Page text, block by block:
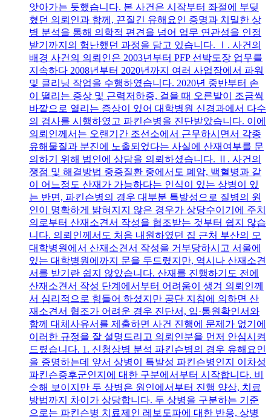
앗아가는 듯했습니다. 본 사건은 시작부터 좌절에 부딪
혔던 의뢰인과 함께, 끈질긴 유해요인 증명과 치밀한 상
병 분석을 통해 의학적 편견을 넘어 업무 연관성을 인정
받기까지의 험난했던 과정을 담고 있습니다. Ⅰ. 사건의
배경 사건의 의뢰인은 2003년부터 PFP 선박도장 업무를
지속하다 2008년부터 2020년까지 여러 사업장에서 파워
및 클리닝 작업을 수행하였습니다. 2020년 중반부터 손
이 떨리는 증상 및 근력저하증, 걸을 때 오른발이 조금씩
바깥으로 열리는 증상이 있어 대학병원 신경과에서 다수
의 검사를 시행하였고 파킨슨병을 진단받았습니다. 이에
의뢰인께서는 오랜기간 조선소에서 근무하시면서 각종
유해물질과 분진에 노출되었다는 사실에 산재여부를 문
의하기 위해 법인에 상담을 의뢰하셨습니다. Ⅱ. 사건의
쟁점 및 해결방법 중증질환 중에서도 폐암, 백혈병과 같
이 어느정도 산재가 가능하다는 인식이 있는 상병이 있
는 반면, 파킨슨병의 경우 대부분 특발성으로 질병의 원
인이 명확하게 밝혀지지 않은 경우가 상당수이기에 주치
의로부터 산재소견서 작성을 협조받는 것부터 쉽지 않습
니다. 의뢰인께서도 처음 내원하였던 집 근처 부산의 모
대학병원에서 산재소견서 작성을 거부당하시고 서울에
있는 대학병원에까지 문을 두드렸지만, 역시나 산재소견
서를 받기란 쉽지 않았습니다. 산재를 진행하기도 전에
산재소견서 작성 단계에서부터 어려움이 생겨 의뢰인께
서 심리적으로 힘들어 하셨지만 공단 지침에 의하면 산
재소견서 협조가 어려운 경우 진단서, 입·통원확인서와
함께 대체사유서를 제출하면 사건 진행에 문제가 없기에
이러한 규정을 잘 설명드리고 의뢰인분을 먼저 안심시켜
드렸습니다. 1. 신청상병 분석 파킨슨병의 경우 유해요인
을 증명하는데 앞서 상병이 특발성 파킨슨병인지 이차성
파킨슨증후군인지에 대한 구분에서부터 시작합니다. 비
슷해 보이지만 두 상병은 원인에서부터 진행 양상, 치료
방법까지 차이가 상당합니다. 두 상병을 구분하는 기준
으로는 파킨슨병 치료제인 레보도파에 대한 반응, 상병